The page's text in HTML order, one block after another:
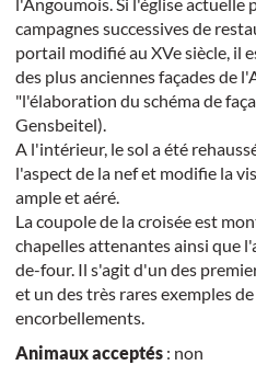
campagnes successives de
portail modifié au XVe siècle, il
des plus anciennes façades de
"l'élaboration du schéma de
Gensbeitel).
A l'intérieur, le sol a été
l'aspect de la nef et modifie la
ample et aéré.
La coupole de la croisée est
chapelles attenantes ainsi que
de-four. Il s'agit d'un des
et un des très rares exemples
encorbellements.
Animaux acceptés: non